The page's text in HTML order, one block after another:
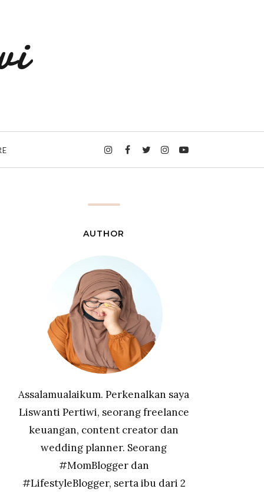
AUTHOR
Assalamualaikum. Perkenalkan saya
Liswanti Pertiwi, seorang freelance
keuangan, content creator dan
wedding planner. Seorang
#MomBlogger dan
#LifestyleBlogger, serta ibu dari 2